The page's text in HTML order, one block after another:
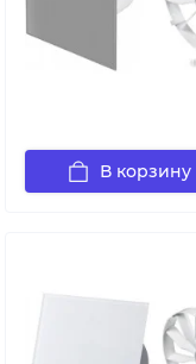
В корзину